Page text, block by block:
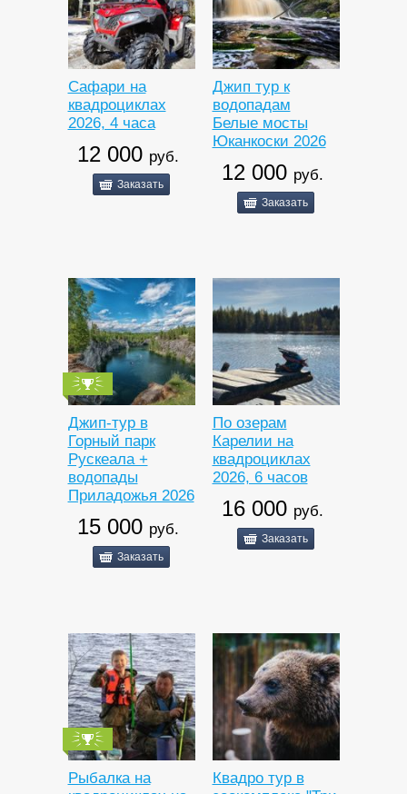
Сафари на
квадроциклах
2026, 4 часа
12 000 руб.
Заказать
Джип тур к
водопадам
Белые мосты
Юканкоски 2026
12 000 руб.
Заказать
Джип-тур в
Горный парк
Рускеала +
водопады
Приладожья 2026
15 000 руб.
Заказать
По озерам
Карелии на
квадроциклах
2026, 6 часов
16 000 руб.
Заказать
Рыбалка на
Квадро тур в